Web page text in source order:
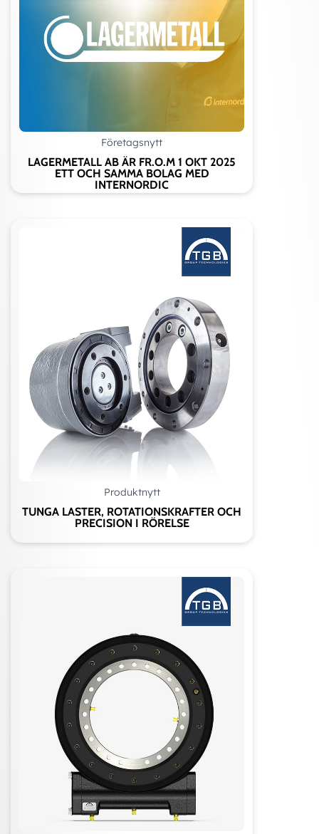
Företagsnytt
LAGERMETALL AB ÄR FR.O.M 1 OKT 2025
ETT OCH SAMMA BOLAG MED
INTERNORDIC
Produktnytt
TUNGA LASTER, ROTATIONSKRAFTER OCH
PRECISION I RÖRELSE